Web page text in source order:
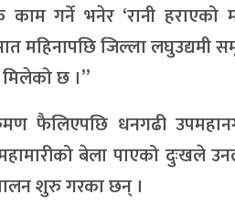
काम गर्ने भनेर ‘रानी
महिनापछि जिल्ला
मिलेको छ ।”
फैलिएपछि धनगढी
बेला पाएको दुःखले
शुरु गरका छन् ।